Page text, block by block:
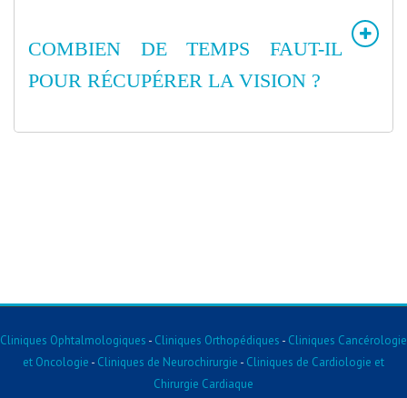
COMBIEN DE TEMPS FAUT-IL
POUR RÉCUPÉRER LA VISION ?
Cliniques Ophtalmologiques - Cliniques Orthopédiques - Cliniques Cancérologie
et Oncologie - Cliniques de Neurochirurgie - Cliniques de Cardiologie et
Chirurgie Cardiaque